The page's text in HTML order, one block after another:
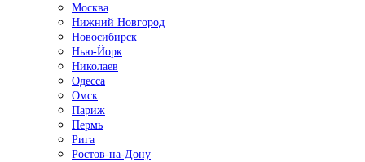
Москва
Нижний Новгород
Новосибирск
Нью-Йорк
Николаев
Одесса
Омск
Париж
Пермь
Рига
Ростов-на-Дону